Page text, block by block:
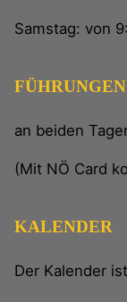
Samstag: von
FÜHRUNGEN
an beiden
(Mit NÖ Card
KALENDER
Der Kalender